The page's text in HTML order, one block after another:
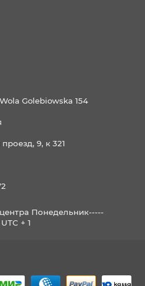
Golebiowska 154
9, к 321
Понедельник-----
+ 1